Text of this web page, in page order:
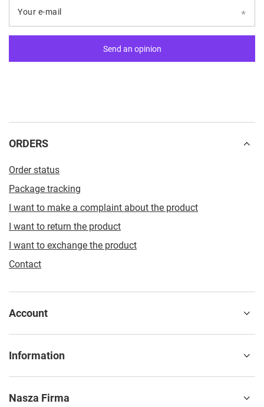
Your e-mail
Send an opinion
ORDERS
Order status
Package tracking
I want to make a complaint about the product
I want to return the product
I want to exchange the product
Contact
Account
Information
Nasza Firma